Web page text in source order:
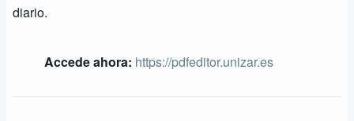
diario.
Accede ahora: https://pdfeditor.unizar.es